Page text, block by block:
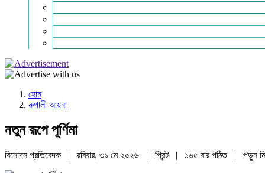
হোম
রুপালী আয়না
নতুন রূপে পূর্ণিমা
বিনোদন প্রতিবেদক | রবিবার, ৩১ মে ২০২৬ | প্রিন্ট | ১৬৫ বার পঠিত | পড়ুন